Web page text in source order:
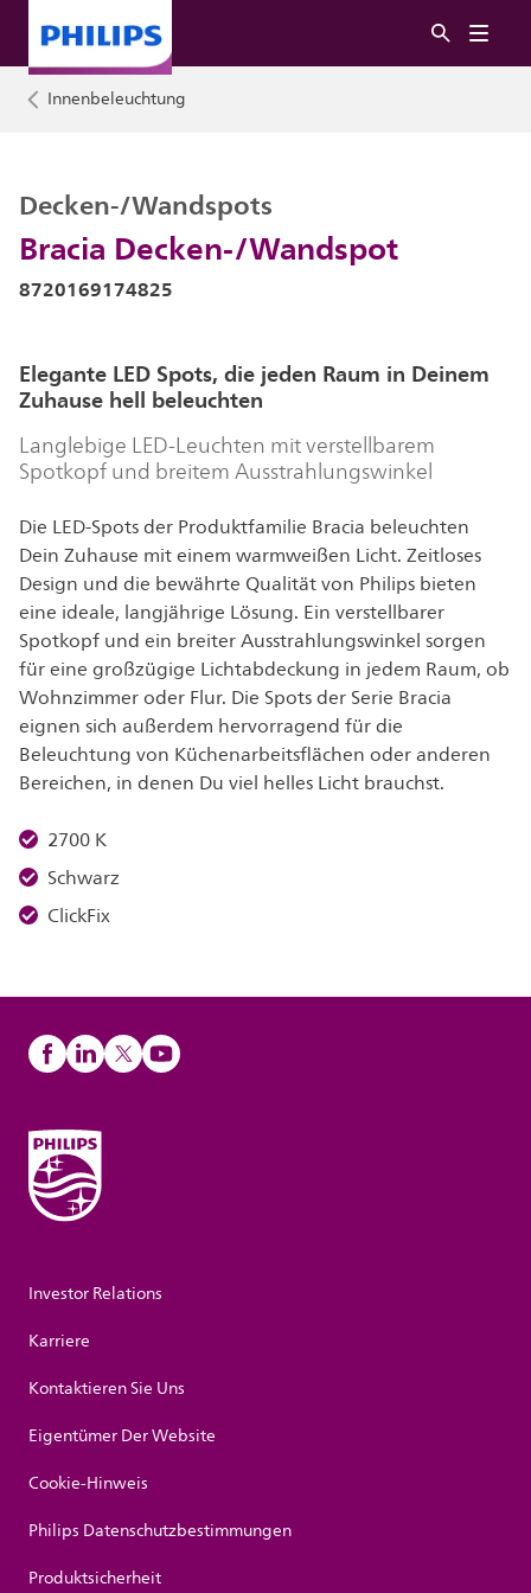
Innenbeleuchtung
Bracia Decken-/Wandspot
Decken-/Wandspots
8720169174825
Elegante LED Spots, die jeden Raum in Deinem
Zuhause hell beleuchten
Langlebige LED-Leuchten mit verstellbarem
Spotkopf und breitem Ausstrahlungswinkel
Die LED-Spots der Produktfamilie Bracia beleuchten
Dein Zuhause mit einem warmweißen Licht. Zeitloses
Design und die bewährte Qualität von Philips bieten
eine ideale, langjährige Lösung. Ein verstellbarer
Spotkopf und ein breiter Ausstrahlungswinkel sorgen
für eine großzügige Lichtabdeckung in jedem Raum, ob
Wohnzimmer oder Flur. Die Spots der Serie Bracia
eignen sich außerdem hervorragend für die
Beleuchtung von Küchenarbeitsflächen oder anderen
Bereichen, in denen Du viel helles Licht brauchst.
2700 K
Schwarz
ClickFix
Investor Relations
Karriere
Kontaktieren Sie Uns
Eigentümer Der Website
Cookie-Hinweis
Philips Datenschutzbestimmungen
Produktsicherheit